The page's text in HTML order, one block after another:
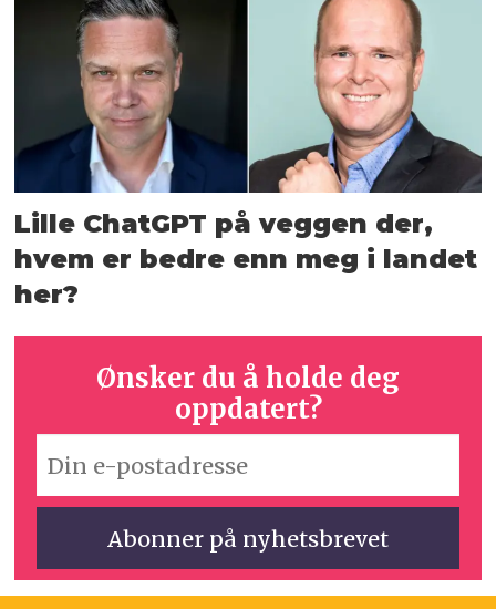
Lille ChatGPT på veggen der,
hvem er bedre enn meg i landet
her?
Ønsker du å holde deg
oppdatert?